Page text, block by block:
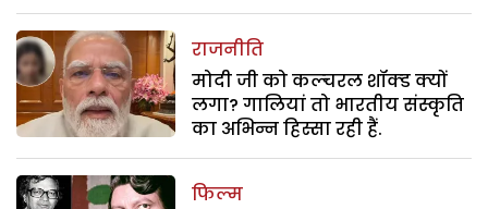
राजनीति
मोदी जी को कल्चरल शॉक्ड क्यों
लगा? गालियां तो भारतीय संस्कृति
का अभिन्न हिस्सा रही हैं.
फिल्म